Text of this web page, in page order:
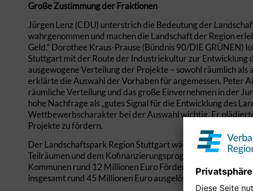
Große Zustimmung der Fraktionen
Jürgen Lenz (CDU) unterstrich die Bedeutung der
wahrgenommen und machen die Landschaft der Region
Geld.“ Dorothee Kraus-Prause (Bündnis 90/DIE GRÜNEN)
Stuttgart mit der Route der Industriekultur zur Entwicklung
ausgewogene Verteilung der Projekte – sowohl räumlich
erklärte die Auswahl der Vorhaben für angemessen. Peter
räumliche Verteilung und das große Einvernehmen in der
hohe Nachfrage als „gutes Signal für die Entwicklung des
Wettbewerbscharakter bei der Auswahl wichtig. Er
Projekte zu fördern.
Der Landschaftspark Region Stuttgart wächst und gedeiht.
Teilräumen und dem Kofinanzierungsprogramm. Der
Kommunen rund 12 Millionen Euro Fördermittel investiert
insgesamt rund 45 Millionen Euro ausgelöst.